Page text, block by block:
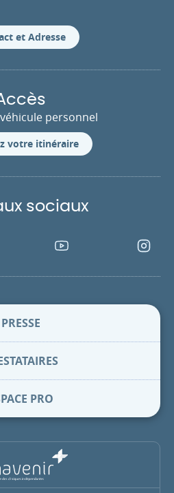
et Adresse
personnel
votre itinéraire
sociaux
Youtube
PRESSE
PRO